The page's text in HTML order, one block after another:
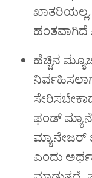
ಖಾತರಿಯಲ್ಲ,
ಹಂತವಾಗಿದೆ
ಹೆಚ್ಚಿನ
ಫಂಡ್
ಮ್ಯಾನೇಜರ್
ಎಂದು